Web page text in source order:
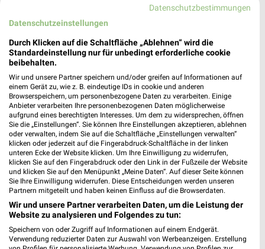
590,80 km • Angebote: 1 Prospekt
nah und gut Horn Obernheim
Stühl 6
Heute 07:00 - 18:00 12:30 - 15:00 Uhr |
Geöffnet
581,75 km
REWE Sinan Yilmaz oHG Rottweil
Schramberger Str. 97
78628 Rottweil
591,64 km • Angebote: 2 Prospekte
Datenschutzbestimmungen
Datenschutzeinstellungen
Durch Klicken auf die Schaltfläche „Ablehnen“ wird die
Standardeinstellung nur für unbedingt erforderliche cookie
beibehalten.
Wir und unsere Partner speichern und/oder greifen auf Informationen auf
einem Gerät zu, wie z. B. eindeutige IDs in cookie und anderen
Browserspeichern, um personenbezogene Daten zu verarbeiten. Einige
Anbieter verarbeiten Ihre personenbezogenen Daten möglicherweise
aufgrund eines berechtigten Interesses. Um dem zu widersprechen, öffnen
Sie die „Einstellungen“. Sie können Ihre Einstellungen akzeptieren, ablehnen
oder verwalten, indem Sie auf die Schaltfläche „Einstellungen verwalten“
klicken oder jederzeit auf die Fingerabdruck-Schaltfläche in der linken
unteren Ecke der Website klicken. Um Ihre Einwilligung zu widerrufen,
klicken Sie auf den Fingerabdruck oder den Link in der Fußzeile der Website
und klicken Sie auf den Menüpunkt „Meine Daten“. Auf dieser Seite können
Sie Ihre Einwilligung widerrufen. Diese Entscheidungen werden unseren
Partnern mitgeteilt und haben keinen Einfluss auf die Browserdaten.
Wir und unsere Partner verarbeiten Daten, um die Leistung der
Website zu analysieren und Folgendes zu tun:
Speichern von oder Zugriff auf Informationen auf einem Endgerät.
Verwendung reduzierter Daten zur Auswahl von Werbeanzeigen. Erstellung